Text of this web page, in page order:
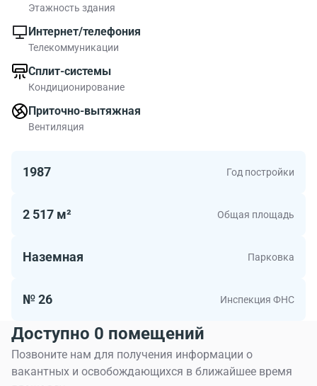
организациями расположен в одном районе офисно-
складской комплекс Дорожная, 1 можно узнать на
карте. Дорожная, 1 обладает хорошей
офисно-складской комплекс на карте, и объекты
района около офисно-складского комплекса.
Офисные блоки в БЦ предлагаются от 155.00 до
3000.00 м2. Если Вы ищите нежилое помещение в
Этажность здания
Интернет/телефония
Телекоммуникации
Сплит-системы
Кондиционирование
Приточно-вытяжная
Вентиляция
1987 Год постройки
2 517 м² Общая площадь
Наземная Парковка
№ 26 Инспекция ФНС
Доступно 0 помещений
Позвоните нам для получения информации о
вакантных и освобождающихся в ближайшее время